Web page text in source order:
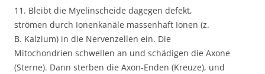
11. Bleibt die Myelinscheide dagegen defekt,
strömen durch Ionenkanäle massenhaft Ionen (z.
B. Kalzium) in die Nervenzellen ein. Die
Mitochondrien schwellen an und schädigen die Axone
(Sterne). Dann sterben die Axon-Enden (Kreuze), und